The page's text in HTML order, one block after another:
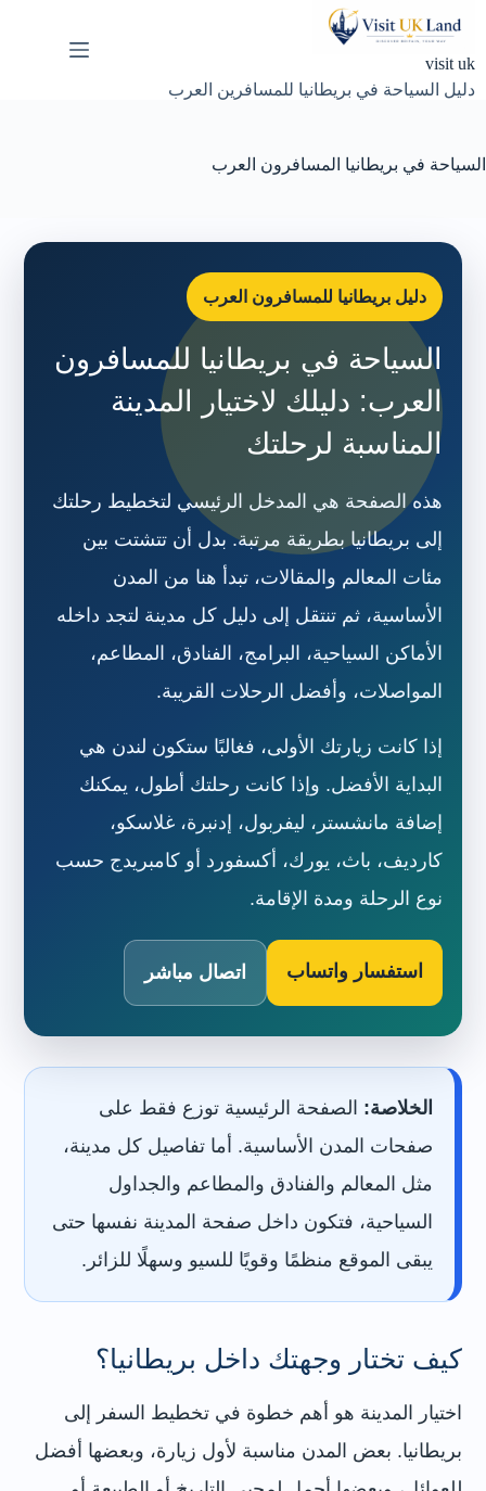
visit uk
دليل السياحة في بريطانيا للمسافرين العرب
السياحة في بريطانيا المسافرون العرب
دليل بريطانيا للمسافرون العرب
السياحة في بريطانيا للمسافرون
العرب: دليلك لاختيار المدينة
المناسبة لرحلتك
هذه الصفحة هي المدخل الرئيسي لتخطيط رحلتك
إلى بريطانيا بطريقة مرتبة. بدل أن تتشتت بين
مئات المعالم والمقالات، تبدأ هنا من المدن
الأساسية، ثم تنتقل إلى دليل كل مدينة لتجد داخله
الأماكن السياحية، البرامج، الفنادق، المطاعم،
المواصلات، وأفضل الرحلات القريبة.
إذا كانت زيارتك الأولى، فغالبًا ستكون لندن هي
البداية الأفضل. وإذا كانت رحلتك أطول، يمكنك
إضافة مانشستر، ليفربول، إدنبرة، غلاسكو،
كارديف، باث، يورك، أكسفورد أو كامبريدج حسب
نوع الرحلة ومدة الإقامة.
استفسار واتساب اتصال مباشر
الخلاصة: الصفحة الرئيسية توزع فقط على
صفحات المدن الأساسية. أما تفاصيل كل مدينة،
مثل المعالم والفنادق والمطاعم والجداول
السياحية، فتكون داخل صفحة المدينة نفسها حتى
يبقى الموقع منظمًا وقويًا للسيو وسهلًا للزائر.
كيف تختار وجهتك داخل بريطانيا؟
اختيار المدينة هو أهم خطوة في تخطيط السفر إلى
بريطانيا. بعض المدن مناسبة لأول زيارة، وبعضها أفضل